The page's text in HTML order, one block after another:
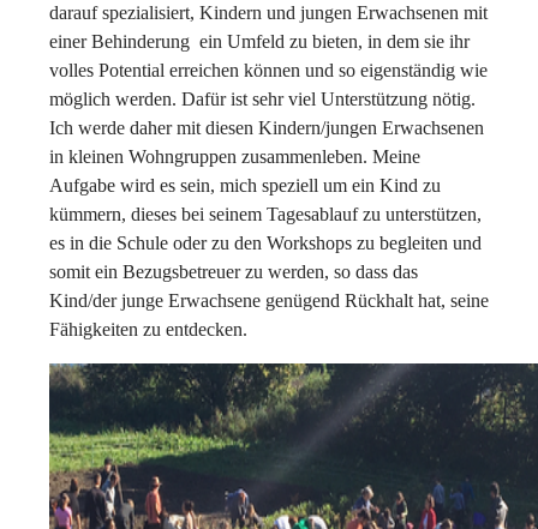
darauf spezialisiert, Kindern und jungen Erwachsenen mit
einer Behinderung ein Umfeld zu bieten, in dem sie ihr
volles Potential erreichen können und so eigenständig wie
möglich werden. Dafür ist sehr viel Unterstützung nötig.
Ich werde daher mit diesen Kindern/jungen Erwachsenen
in kleinen Wohngruppen zusammenleben. Meine
Aufgabe wird es sein, mich speziell um ein Kind zu
kümmern, dieses bei seinem Tagesablauf zu unterstützen,
es in die Schule oder zu den Workshops zu begleiten und
somit ein Bezugsbetreuer zu werden, so dass das
Kind/der junge Erwachsene genügend Rückhalt hat, seine
Fähigkeiten zu entdecken.